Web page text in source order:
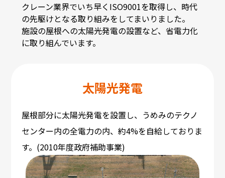
クレーン業界でいち早くISO9001を取得し、時代
の先駆けとなる取り組みをしてまいりました。
施設の屋根への太陽光発電の設置など、省電力化
に取り組んでいます。
太陽光発電
屋根部分に太陽光発電を設置し、うめみのテクノ
センター内の全電力の内、約4%を自給しておりま
す。(2010年度政府補助事業)